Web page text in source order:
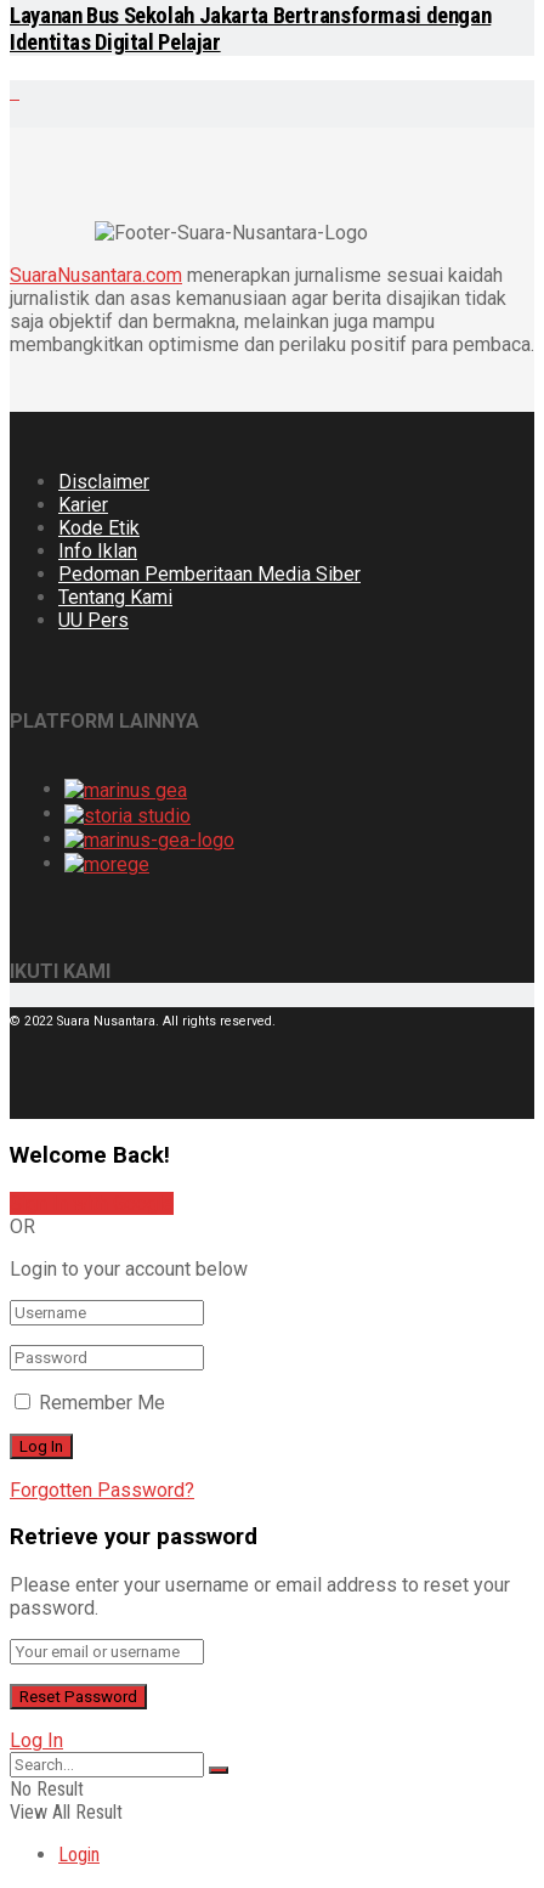
Layanan Bus Sekolah Jakarta Bertransformasi dengan
Identitas Digital Pelajar
SuaraNusantara.com menerapkan jurnalisme sesuai kaidah
jurnalistik dan asas kemanusiaan agar berita disajikan tidak
saja objektif dan bermakna, melainkan juga mampu
membangkitkan optimisme dan perilaku positif para pembaca.
Disclaimer
Karier
Kode Etik
Info Iklan
Pedoman Pemberitaan Media Siber
Tentang Kami
UU Pers
PLATFORM LAINNYA
IKUTI KAMI
© 2022 Suara Nusantara. All rights reserved.
Welcome Back!
OR
Login to your account below
Remember Me
Forgotten Password?
Retrieve your password
Please enter your username or email address to reset your
password.
Log In
No Result
View All Result
Login